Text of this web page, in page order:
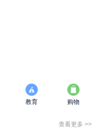
教育 购物
查看更多 >>